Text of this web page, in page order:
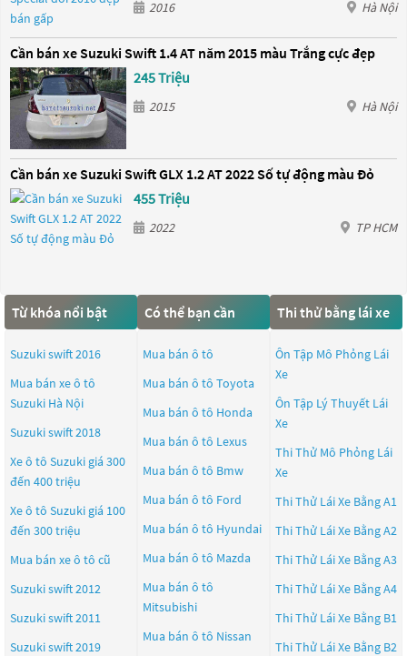
2016 Hà Nội
Cần bán xe Suzuki Swift 1.4 AT năm 2015 màu Trắng cực đẹp
245 Triệu
2015 Hà Nội
Cần bán xe Suzuki Swift GLX 1.2 AT 2022 Số tự động màu Đỏ
455 Triệu
2022 TP HCM
Từ khóa nổi bật
Suzuki swift 2016
Mua bán xe ô tô
Suzuki Hà Nội
Suzuki swift 2018
Xe ô tô Suzuki giá 300
đến 400 triệu
Xe ô tô Suzuki giá 100
đến 300 triệu
Mua bán xe ô tô cũ
Suzuki swift 2012
Suzuki swift 2011
Suzuki swift 2019
Có thể bạn cần
Mua bán ô tô
Mua bán ô tô Toyota
Mua bán ô tô Honda
Mua bán ô tô Lexus
Mua bán ô tô Bmw
Mua bán ô tô Ford
Mua bán ô tô Hyundai
Mua bán ô tô Mazda
Mua bán ô tô
Mitsubishi
Mua bán ô tô Nissan
Thi thử bằng lái xe
Ôn Tập Mô Phỏng Lái
Xe
Ôn Tập Lý Thuyết Lái
Xe
Thi Thử Mô Phỏng Lái
Xe
Thi Thử Lái Xe Bằng A1
Thi Thử Lái Xe Bằng A2
Thi Thử Lái Xe Bằng A3
Thi Thử Lái Xe Bằng A4
Thi Thử Lái Xe Bằng B1
Thi Thử Lái Xe Bằng B2